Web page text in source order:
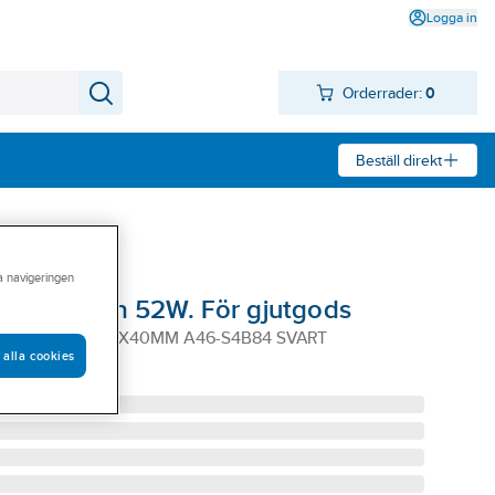
Logga in
Orderrader: 0
Beställ direkt
Form 52W. För gjutgods
52W 20X25-6X40MM A46-S4B84 SVART
navigeringen
alla cookies